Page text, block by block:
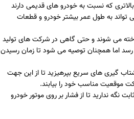
که نسبت به خودرو های قدیمی دارند
به طول عمر بیشتر خودرو و قطعات
می شوند و حتی گاهی در شرکت های تولید
رسد اما همچنان توصیه می شود تا زمان رسیدن
را در محدوده ای کمتر از 3000 نگه دارید و از شتاب گیری های سریع بپرهیزید تا از این جهت
موقعیت مناسب خود را بیابند.
بالا ثابت نگه ندارید تا از فشار بر روی موتور خودرو